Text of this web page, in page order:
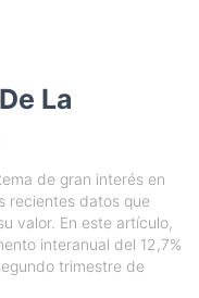
La
de gran interés en
recientes datos que
valor. En este artículo,
interanual del 12,7%
trimestre de